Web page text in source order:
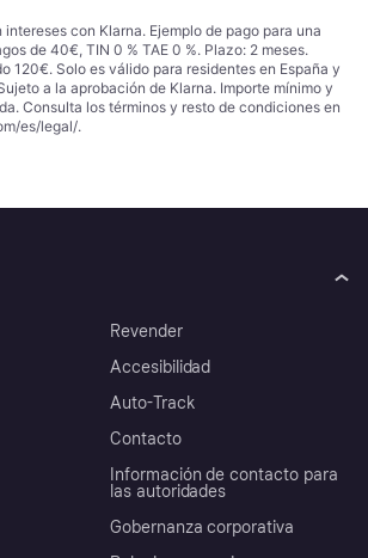
con Klarna. Ejemplo de pago para una
de 40€, TIN 0 % TAE 0 %. Plazo: 2 meses.
120€. Solo es válido para residentes en España y
a la aprobación de Klarna. Importe mínimo y
Consulta los términos y resto de condiciones en
es/legal/.
Revender
Accesibilidad
Auto-Track
Contacto
Información de contacto para
las autoridades
Gobernanza corporativa